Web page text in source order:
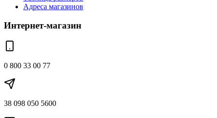
Адреса магазинов
Интернет-магазин
0 800 33 00 77
38 098 050 5600